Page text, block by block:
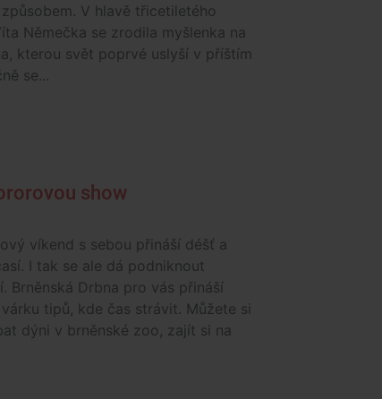
V hlavě třicetiletého
Němečka se zrodila myšlenka na
kterou svět poprvé uslyší v příštím
se...
show
víkend s sebou přináší déšť a
I tak se ale dá podniknout
Brněnská Drbna pro vás přináší
tipů, kde čas strávit. Můžete si
dýni v brněnské zoo, zajít si na